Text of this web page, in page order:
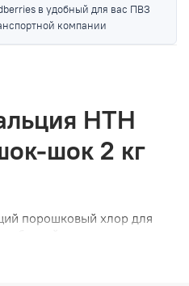
в удобный для вас ПВЗ
компании
HTH
шок 2 кг
порошковый хлор для